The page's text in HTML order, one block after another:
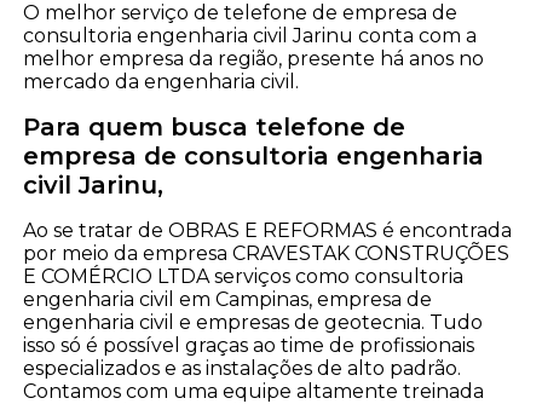
O melhor serviço de telefone de empresa de
consultoria engenharia civil Jarinu conta com a
melhor empresa da região, presente há anos no
mercado da engenharia civil.
Para quem busca telefone de
empresa de consultoria engenharia
civil Jarinu,
Ao se tratar de OBRAS E REFORMAS é encontrada
por meio da empresa CRAVESTAK CONSTRUÇÕES
E COMÉRCIO LTDA serviços como consultoria
engenharia civil em Campinas, empresa de
engenharia civil e empresas de geotecnia. Tudo
isso só é possível graças ao time de profissionais
especializados e as instalações de alto padrão.
Contamos com uma equipe altamente treinada